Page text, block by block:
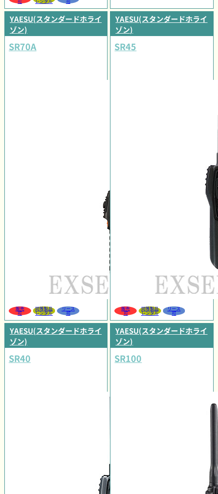
YAESU(スタンダードホライ
ゾン)
SR70A
販売
可
同等製品
レンタル
リース
可
YAESU(スタンダードホライ
ゾン)
SR45
販売
可
同等製品
レンタル
リース
可
YAESU(スタンダードホライ
ゾン)
SR40
YAESU(スタンダードホライ
ゾン)
SR100